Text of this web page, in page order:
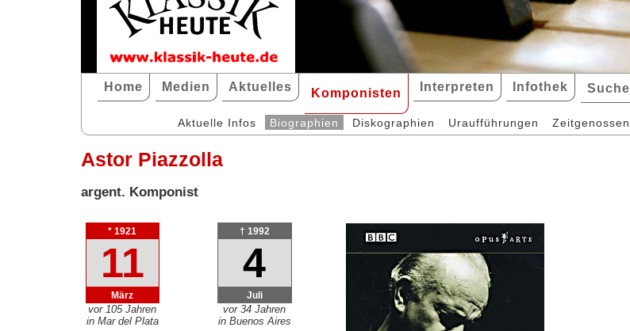
Home Medien Aktuelles Komponisten Interpreten Infothek Suche
Aktuelle Infos Biographien Diskographien Uraufführungen Zeitgenossen
Astor Piazzolla
argent. Komponist
* 1921
11
März
vor 105 Jahren
in Mar del Plata
† 1992
4
Juli
vor 34 Jahren
in Buenos Aires